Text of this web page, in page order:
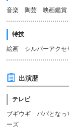
音楽 陶芸 映画鑑賞
特技
絵画 シルバーアクセ
出演歴
テレビ
ブギウギ パパとなっ
ーズ